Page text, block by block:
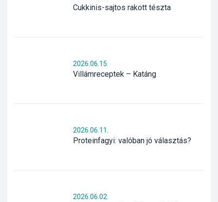
Cukkinis-sajtos rakott tészta
Villámreceptek – Katáng
2026.06.15.
Proteinfagyi: valóban jó választás?
2026.06.11.
2026.06.02.